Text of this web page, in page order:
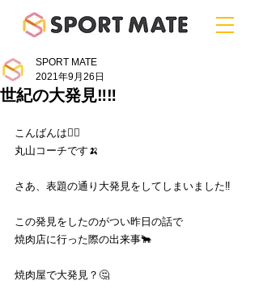
世紀の大発見‼️‼️
SPORT MATE
2021年9月26日
こんばんは🙆‍♂️
丸山コーチです🍌
さあ、表題の通り大発見をしてしまいました‼️
この発見をしたのがつい昨日の話で
焼肉店に行った際の出来事🐂
焼肉屋で大発見？🤔